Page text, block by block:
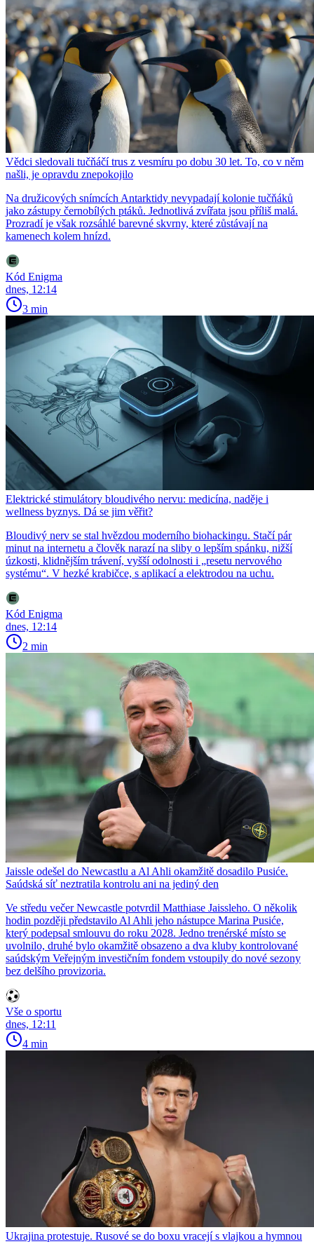
Vědci sledovali tučňáčí trus z vesmíru po dobu 30 let. To, co v něm
našli, je opravdu znepokojilo
Na družicových snímcích Antarktidy nevypadají kolonie tučňáků
jako zástupy černobílých ptáků. Jednotlivá zvířata jsou příliš malá.
Prozradí je však rozsáhlé barevné skvrny, které zůstávají na
kamenech kolem hnízd.
Kód Enigma
dnes, 12:14
3 min
Elektrické stimulátory bloudivého nervu: medicína, naděje i
wellness byznys. Dá se jim věřit?
Bloudivý nerv se stal hvězdou moderního biohackingu. Stačí pár
minut na internetu a člověk narazí na sliby o lepším spánku, nižší
úzkosti, klidnějším trávení, vyšší odolnosti i „resetu nervového
systému“. V hezké krabičce, s aplikací a elektrodou na uchu.
Kód Enigma
dnes, 12:14
2 min
Jaissle odešel do Newcastlu a Al Ahli okamžitě dosadilo Pusiće.
Saúdská síť neztratila kontrolu ani na jediný den
Ve středu večer Newcastle potvrdil Matthiase Jaissleho. O několik
hodin později představilo Al Ahli jeho nástupce Marina Pusiće,
který podepsal smlouvu do roku 2028. Jedno trenérské místo se
uvolnilo, druhé bylo okamžitě obsazeno a dva kluby kontrolované
saúdským Veřejným investičním fondem vstoupily do nové sezony
bez delšího provizoria.
Vše o sportu
dnes, 12:11
4 min
Ukrajina protestuje. Rusové se do boxu vracejí s vlajkou a hymnou